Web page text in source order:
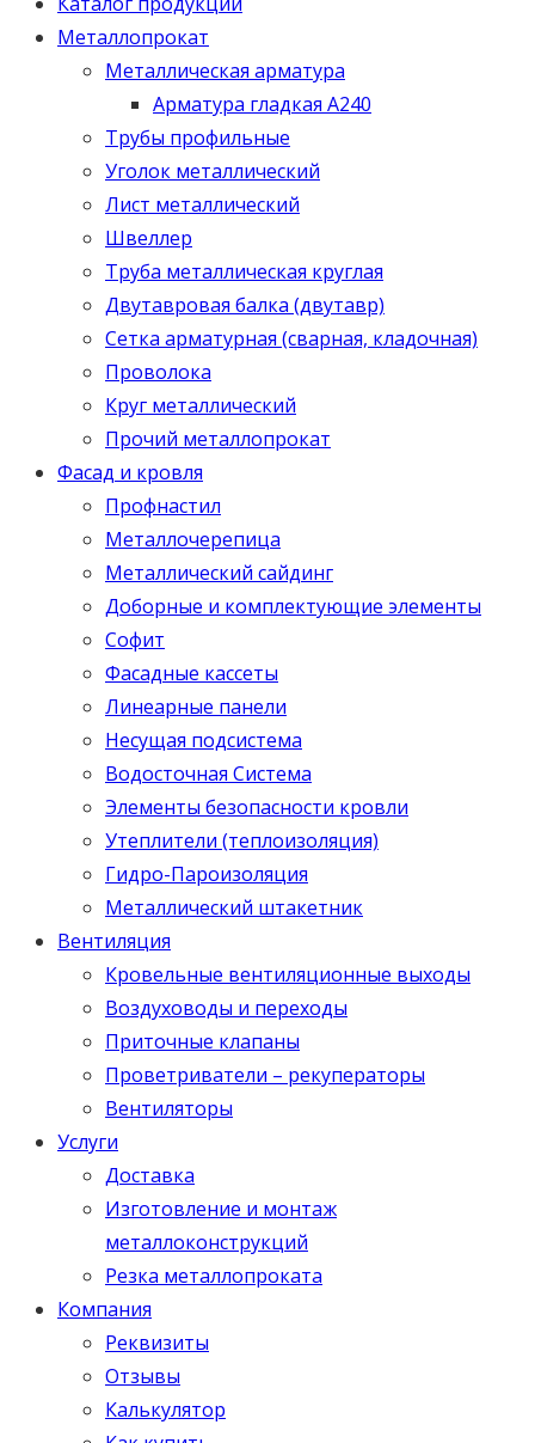
Металлопрокат
Металлическая арматура
Арматура гладкая А240
Трубы профильные
Уголок металлический
Лист металлический
Швеллер
Труба металлическая круглая
Двутавровая балка (двутавр)
Сетка арматурная (сварная, кладочная)
Проволока
Круг металлический
Прочий металлопрокат
Фасад и кровля
Профнастил
Металлочерепица
Металлический сайдинг
Доборные и комплектующие элементы
Софит
Фасадные кассеты
Линеарные панели
Несущая подсистема
Водосточная Система
Элементы безопасности кровли
Утеплители (теплоизоляция)
Гидро-Пароизоляция
Металлический штакетник
Вентиляция
Кровельные вентиляционные выходы
Воздуховоды и переходы
Приточные клапаны
Проветриватели – рекуператоры
Вентиляторы
Услуги
Доставка
Изготовление и монтаж
металлоконструкций
Резка металлопроката
Компания
Реквизиты
Отзывы
Калькулятор